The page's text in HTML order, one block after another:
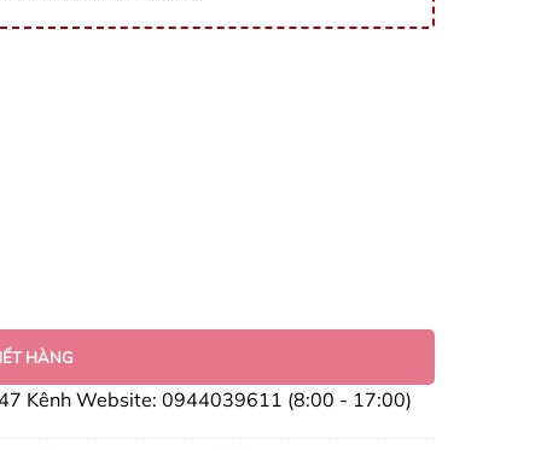
HÀNG
Kênh Website: 0944039611 (8:00 - 17:00)